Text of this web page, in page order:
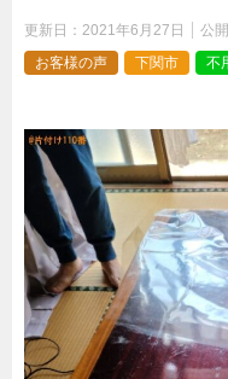
更新日： 2021年6月27日 公
お客様の声
下関市 不